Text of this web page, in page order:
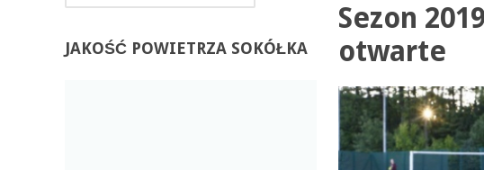
Sezon
otwarte
JAKOŚĆ POWIETRZA SOKÓŁKA